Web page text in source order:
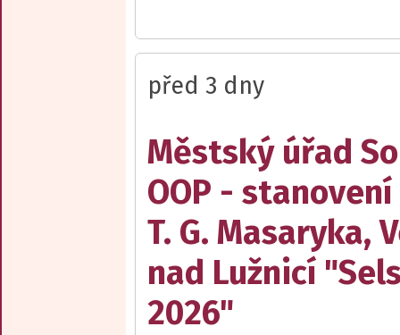
před 3 dny
Městský úřad
OOP -
T. G. Masaryka,
nad Lužnicí
2026"